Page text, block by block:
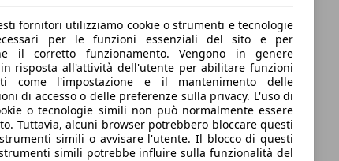
fornitori utilizziamo cookie o strumenti e tecnologie
per le funzioni essenziali del sito e per
il corretto funzionamento. Vengono in genere
risposta all'attività dell'utente per abilitare funzioni
come l'impostazione e il mantenimento delle
di accesso o delle preferenze sulla privacy. L'uso di
o tecnologie simili non può normalmente essere
Tuttavia, alcuni browser potrebbero bloccare questi
simili o avvisare l'utente. Il blocco di questi
simili potrebbe influire sulla funzionalità del